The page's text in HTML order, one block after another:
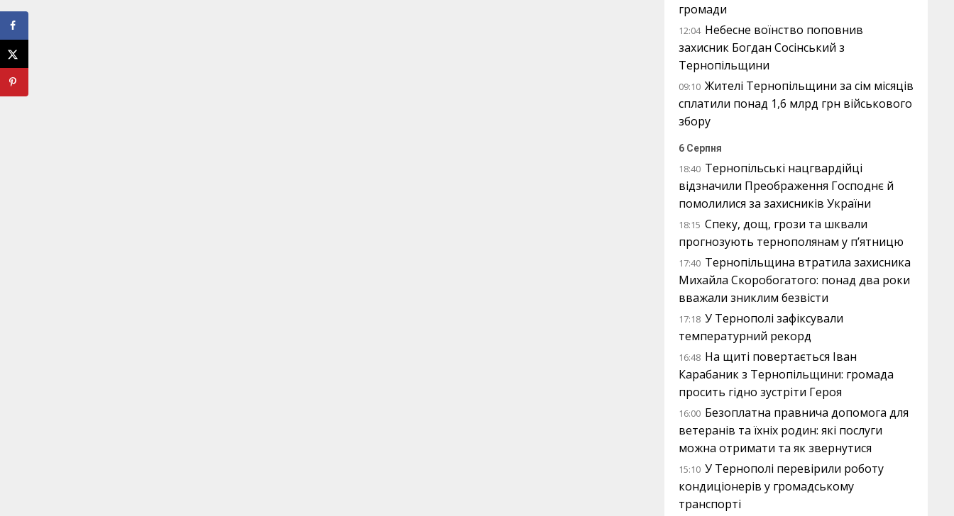
громади
12:04 Небесне воїнство поповнив
захисник Богдан Сосінський з
Тернопільщини
09:10 Жителі Тернопільщини за сім місяців
сплатили понад 1,6 млрд грн військового
збору
6 Серпня
18:40 Тернопільські нацгвардійці
відзначили Преображення Господнє й
помолилися за захисників України
18:15 Спеку, дощ, грози та шквали
прогнозують тернополянам у п’ятницю
17:40 Тернопільщина втратила захисника
Михайла Скоробогатого: понад два роки
вважали зниклим безвісти
17:18 У Тернополі зафіксували
температурний рекорд
16:48 На щиті повертається Іван
Карабаник з Тернопільщини: громада
просить гідно зустріти Героя
16:00 Безоплатна правнича допомога для
ветеранів та їхніх родин: які послуги
можна отримати та як звернутися
15:10 У Тернополі перевірили роботу
кондиціонерів у громадському
транспорті